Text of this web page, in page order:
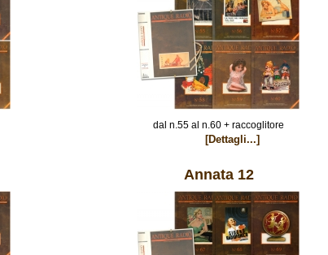
dal n.55 al n.60 + raccoglitore
[Dettagli...]
Annata 12